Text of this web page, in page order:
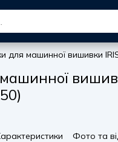
для машинної вишивки
Фото та